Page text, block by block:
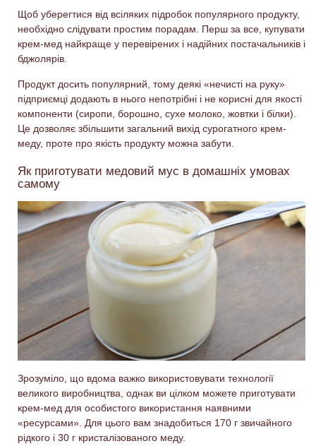
Щоб уберегтися від всіляких підробок популярного продукту,
необхідно слідувати простим порадам. Перш за все, купувати
крем-мед найкраще у перевірених і надійних постачальників і
бджолярів.
Продукт досить популярний, тому деякі «нечисті на руку»
підприємці додають в нього непотрібні і не корисні для якості
компоненти (сиропи, борошно, сухе молоко, жовтки і білки).
Це дозволяє збільшити загальний вихід сурогатного крем-
меду, проте про якість продукту можна забути.
Як приготувати медовий мус в домашніх умовах
самому
Зрозуміло, що вдома важко використовувати технології
великого виробництва, однак ви цілком можете приготувати
крем-мед для особистого використання наявними
«ресурсами». Для цього вам знадобиться 170 г звичайного
рідкого і 30 г кристалізованого меду.